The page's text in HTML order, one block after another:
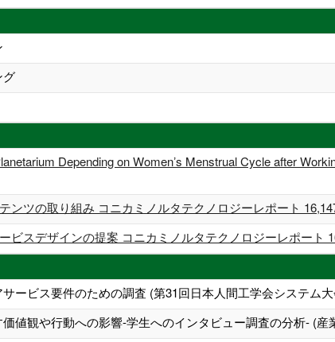
グ
Depending on Womenʼs Menstrual Cycle after
ンツの取り組み コニカミノルタテクノロジーレポート
ビスデザインの提案 コニカミノルタテクノロジーレポート
ービス要件のための調査 (第31回日本人間工学会システム
値観や行動への影響-学生へのインタビュー調査の分析- (産